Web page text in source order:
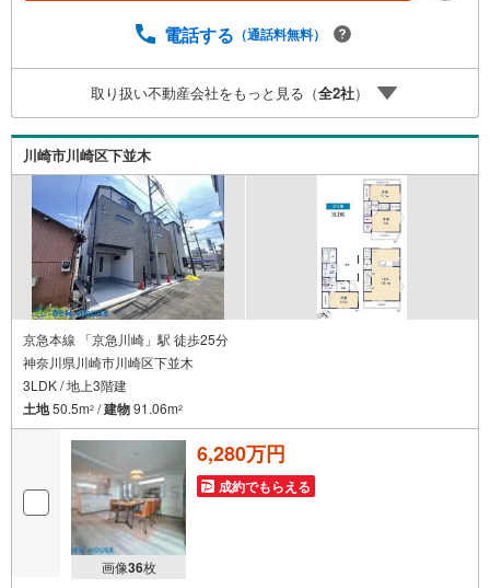
「頭金は、どれくらいないと買えないの？」●「自営業者は
らないことばかり・・・。ご安心ください!!お力になれる事
がございましたら、誠心誠意 お手伝いをさせていただきま
す。【ベンハウス】にお任せ下さい！
電話する （通話料無料）
取り扱い不動産会社をもっと見る（全2社）
川崎市川崎区下並木
京急本線 「京急川崎」駅 徒歩25分
神奈川県川崎市川崎区下並木
3LDK / 地上3階建
土地50.5m2 /建物91.06m2
画像36枚
6,280万円
成約でもらえる